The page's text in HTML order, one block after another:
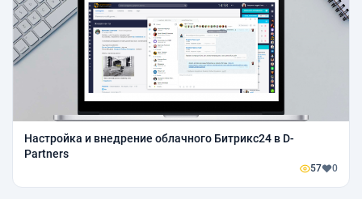
Настройка и внедрение облачного Битрикс24 в D-
Partners
57 0